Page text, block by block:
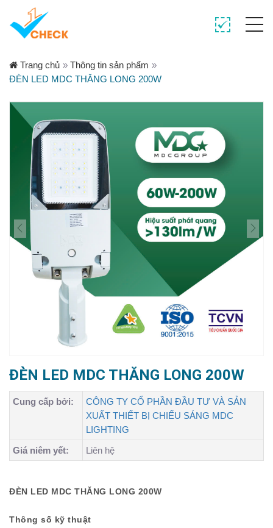
Trang chủ » Thông tin sản phẩm »
ĐÈN LED MDC THĂNG LONG 200W
ĐÈN LED MDC THĂNG LONG 200W
Cung cấp bởi:
CÔNG TY CỔ PHẦN ĐẦU TƯ VÀ SẢN
XUẤT THIẾT BỊ CHIẾU SÁNG MDC
LIGHTING
Giá niêm yết:
Liên hệ
ĐÈN LED MDC THĂNG LONG 200W
Thông số kỹ thuật